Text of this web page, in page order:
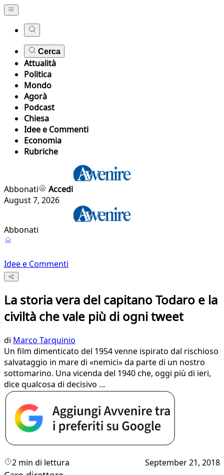
Cerca
Attualità
Politica
Mondo
Agorà
Podcast
Chiesa
Idee e Commenti
Economia
Rubriche
Abbonati
Accedi
August 7, 2026
Abbonati
Idee e Commenti
La storia vera del capitano Todaro e la
civiltà che vale più di ogni tweet
di Marco Tarquinio
Un film dimenticato del 1954 venne ispirato dal rischioso
salvataggio in mare di «nemici» da parte di un nostro
sottomarino. Una vicenda del 1940 che, oggi più di ieri,
dice qualcosa di decisivo ...
2 min di lettura September 21, 2018